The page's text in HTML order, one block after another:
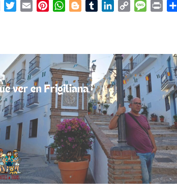
FacebookTwitterEmail PinterestWhatsAppBloggerTumblrLinkedIn
Copy Message
Print